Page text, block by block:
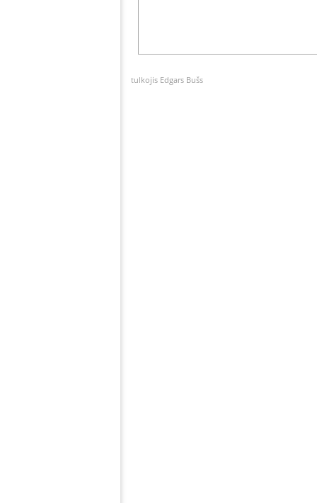
tulkojis Edgars Bušs